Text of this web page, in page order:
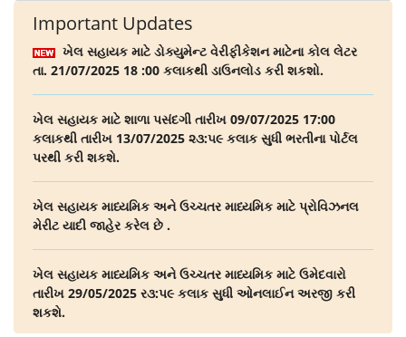
Important Updates
ખેલ સહાયક માટે ડોક્યુમેન્ટ વેરીફીકેશન માટેના કોલ લેટર
તા. 21/07/2025 18 :00 કલાકથી ડાઉનલોડ કરી શકશો.
ખેલ સહાયક માટે શાળા પસંદગી તારીખ 09/07/2025 17:00
કલાકથી તારીખ 13/07/2025 ૨૩:૫૯ કલાક સુધી ભરતીના પોર્ટલ
પરથી કરી શકશે.
ખેલ સહાયક માધ્યમિક અને ઉચ્ચતર માધ્યમિક માટે પ્રોવિઝનલ
મેરીટ યાદી જાહેર કરેલ છે .
ખેલ સહાયક માધ્યમિક અને ઉચ્ચતર માધ્યમિક માટે ઉમેદવારો
તારીખ 29/05/2025 ર૩:પ૯ કલાક સુધી ઓનલાઈન અરજી કરી
શકશે.